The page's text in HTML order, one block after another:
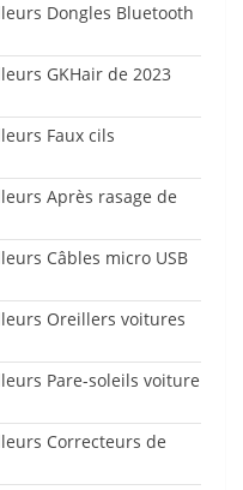
Dongles Bluetooth
GKHair de 2023
Faux cils
Après rasage de
Câbles micro USB
Oreillers voitures
Pare-soleils voiture
Correcteurs de